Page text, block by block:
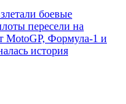
боевые
пересели на
MotoGP, Формула-1 и
история